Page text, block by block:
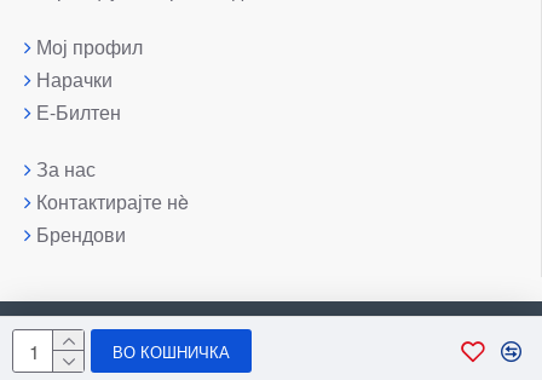
ВО КОШНИЧКА
Мој профил
Нарачки
Е-Билтен
За нас
Контактирајте нè
Брендови
Copyright © 2007-2026, Лаптоп МК